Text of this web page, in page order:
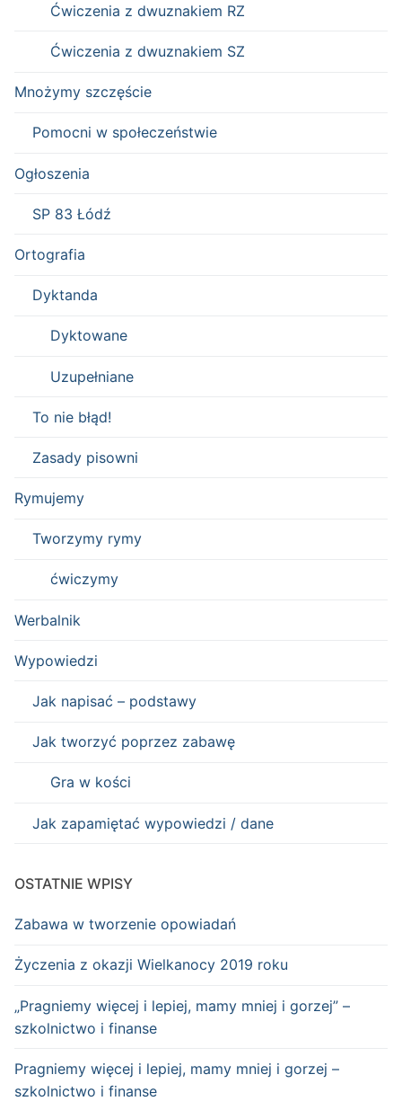
Ćwiczenia z dwuznakiem RZ
Ćwiczenia z dwuznakiem SZ
Mnożymy szczęście
Pomocni w społeczeństwie
Ogłoszenia
SP 83 Łódź
Ortografia
Dyktanda
Dyktowane
Uzupełniane
To nie błąd!
Zasady pisowni
Rymujemy
Tworzymy rymy
ćwiczymy
Werbalnik
Wypowiedzi
Jak napisać – podstawy
Jak tworzyć poprzez zabawę
Gra w kości
Jak zapamiętać wypowiedzi / dane
OSTATNIE WPISY
Zabawa w tworzenie opowiadań
Życzenia z okazji Wielkanocy 2019 roku
„Pragniemy więcej i lepiej, mamy mniej i gorzej” –
szkolnictwo i finanse
Pragniemy więcej i lepiej, mamy mniej i gorzej –
szkolnictwo i finanse